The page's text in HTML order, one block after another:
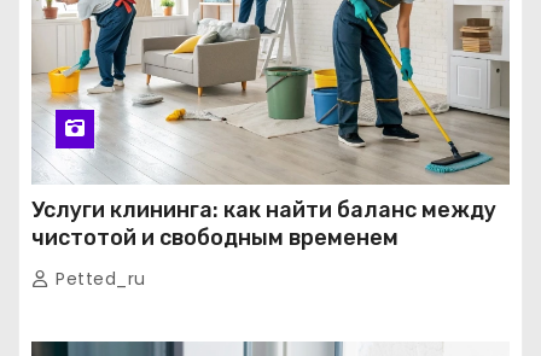
Услуги клининга: как найти баланс между
чистотой и свободным временем
Petted_ru